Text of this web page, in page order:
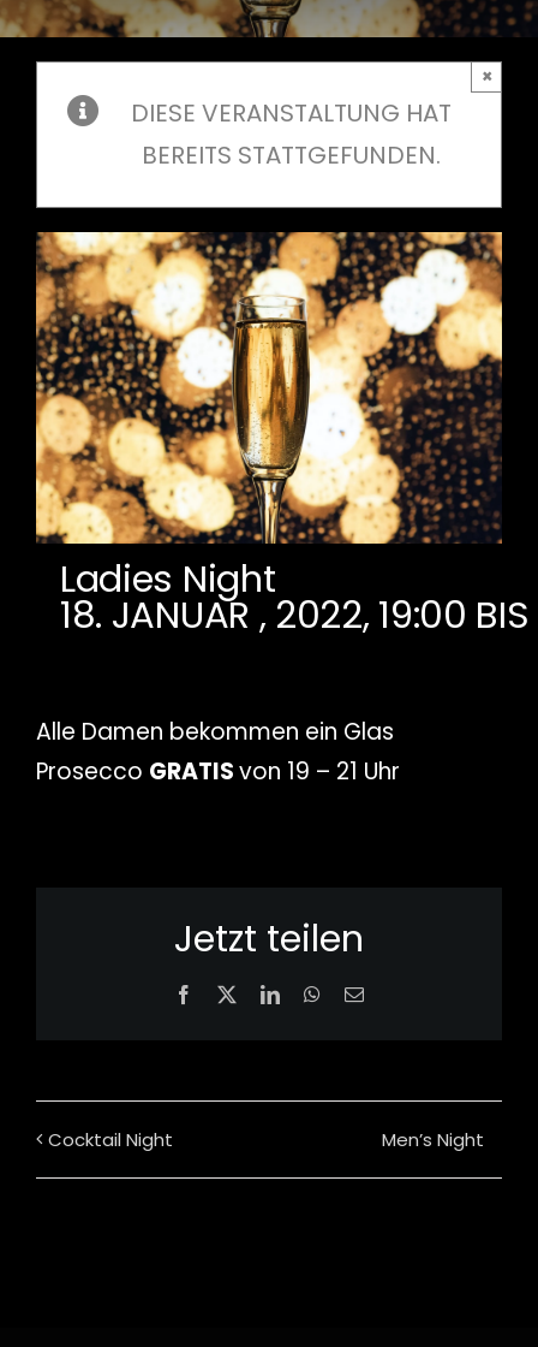
DIESE VERANSTALTUNG HAT
BEREITS STATTGEFUNDEN.
×
Ladies Night
18. JANUAR , 2022, 19:00 BIS
Alle Damen bekommen ein Glas
Prosecco GRATISvon 19 – 21 Uhr
Jetzt teilen
FacebookLinkedInWhatsApp
Email
Cocktail Night Men’s Night